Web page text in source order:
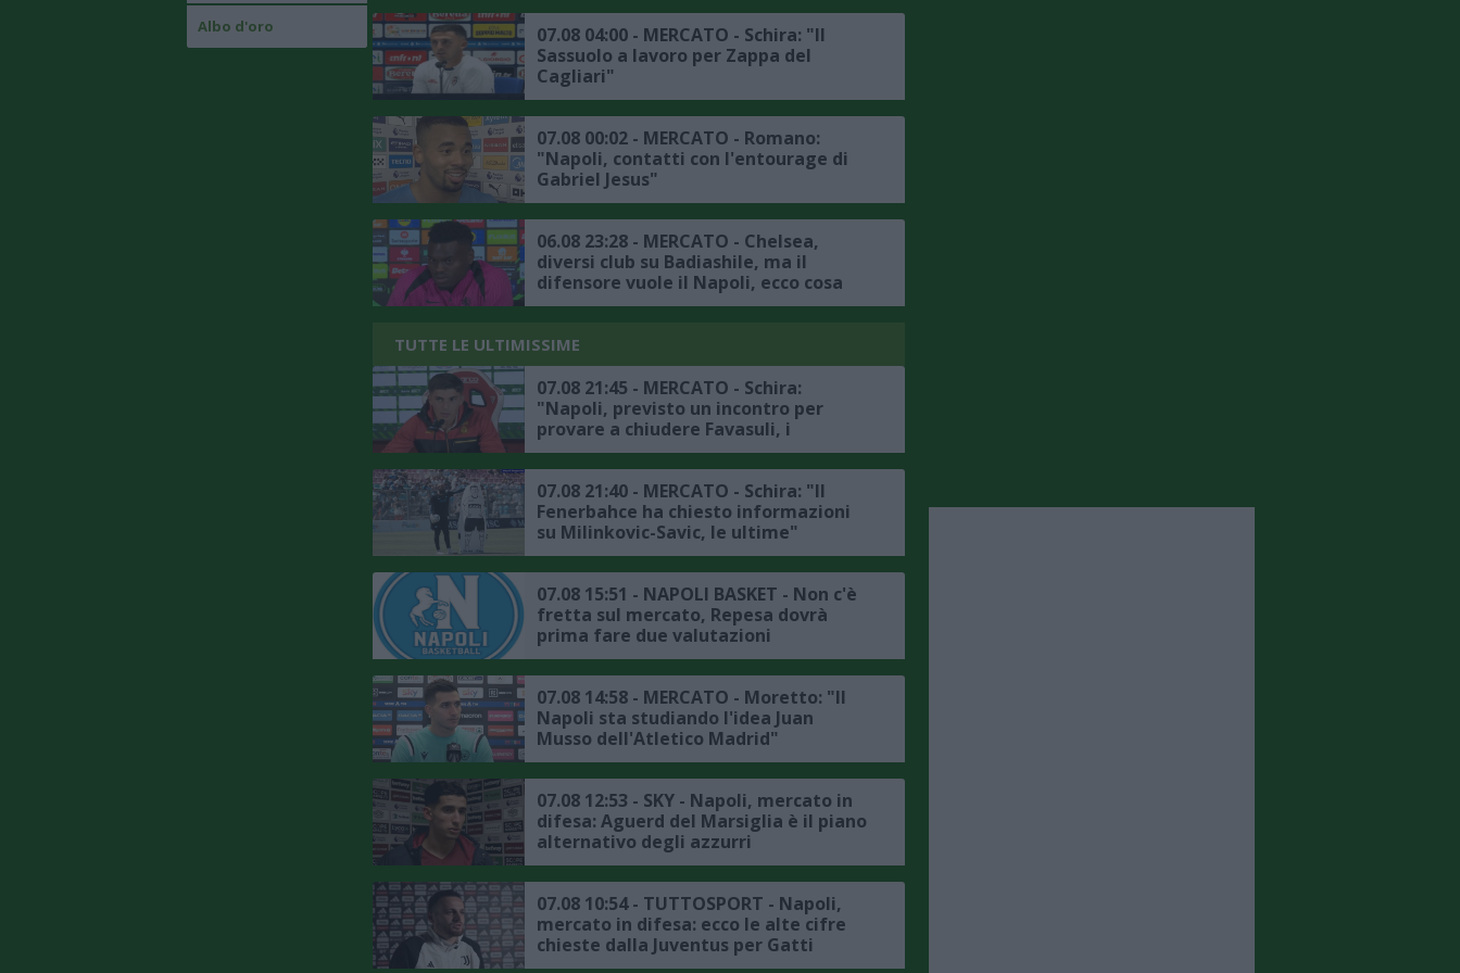
Albo d'oro
07.08 04:00 - MERCATO - Schira: "Il
Sassuolo a lavoro per Zappa del
Cagliari"
07.08 00:02 - MERCATO - Romano:
"Napoli, contatti con l'entourage di
Gabriel Jesus"
06.08 23:28 - MERCATO - Chelsea,
diversi club su Badiashile, ma il
difensore vuole il Napoli, ecco cosa
frena la trattativa
TUTTE LE ULTIMISSIME
07.08 21:45 - MERCATO - Schira:
"Napoli, previsto un incontro per
provare a chiudere Favasuli, i
dettagli"
07.08 21:40 - MERCATO - Schira: "Il
Fenerbahce ha chiesto informazioni
su Milinkovic-Savic, le ultime"
07.08 15:51 - NAPOLI BASKET - Non c'è
fretta sul mercato, Repesa dovrà
prima fare due valutazioni
07.08 14:58 - MERCATO - Moretto: "Il
Napoli sta studiando l'idea Juan
Musso dell'Atletico Madrid"
07.08 12:53 - SKY - Napoli, mercato in
difesa: Aguerd del Marsiglia è il piano
alternativo degli azzurri
07.08 10:54 - TUTTOSPORT - Napoli,
mercato in difesa: ecco le alte cifre
chieste dalla Juventus per Gatti